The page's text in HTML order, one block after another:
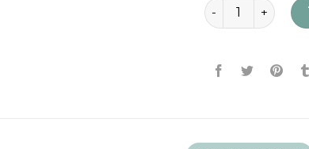
dunne sjaaltjes